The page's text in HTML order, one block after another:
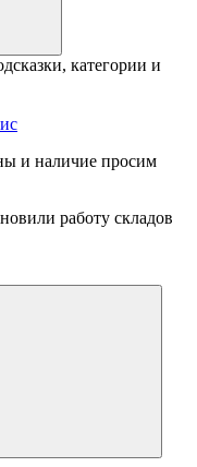
категории и
и наличие просим
работу складов